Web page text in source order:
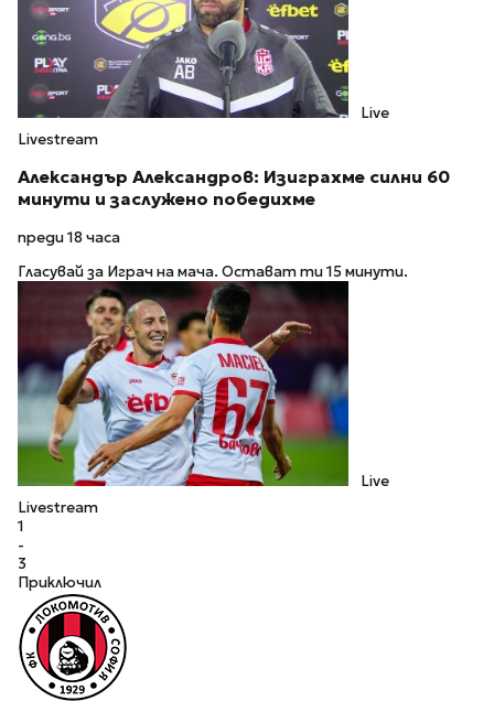
Live
Livestream
Александър Александров: Изиграхме силни 60
минути и заслужено победихме
преди 18 часа
Гласувай за Играч на мача. Остават ти 15 минути.
Live
Livestream
1
-
3
Приключил